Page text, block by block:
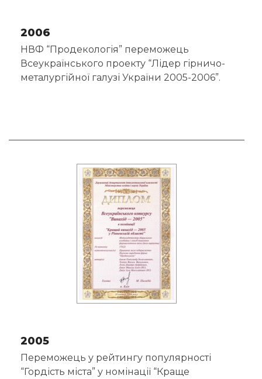
2006
НВФ “Продекологія” переможець
Всеукраїнського проекту “Лідер гірничо-
металургійної галузі України 2005-2006”.
2005
Переможець у рейтингу популярності
“Гордість міста” у номінації “Краще